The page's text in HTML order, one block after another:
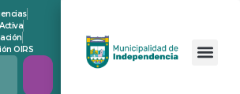
OIRS